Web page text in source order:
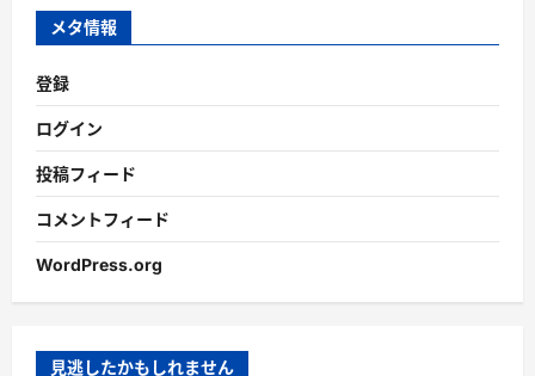
ブ
メタ情報
登録
ログイン
投稿フィード
コメントフィード
WordPress.org
見逃したかもしれません